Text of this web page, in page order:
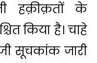
हक़ीक़तों के
किया है। चाहे
सूचकांक जारी